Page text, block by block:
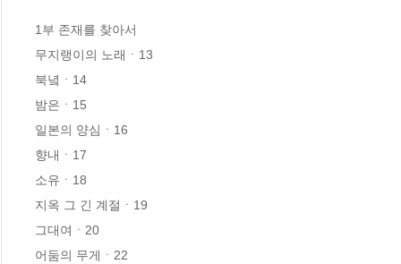
1부 존재를 찾아서
무지랭이의 노래ㆍ13
북녘ㆍ14
밤은ㆍ15
일본의 양심ㆍ16
향내ㆍ17
소유ㆍ18
지옥 그 긴 계절ㆍ19
그대여ㆍ20
어둠의 무게ㆍ22